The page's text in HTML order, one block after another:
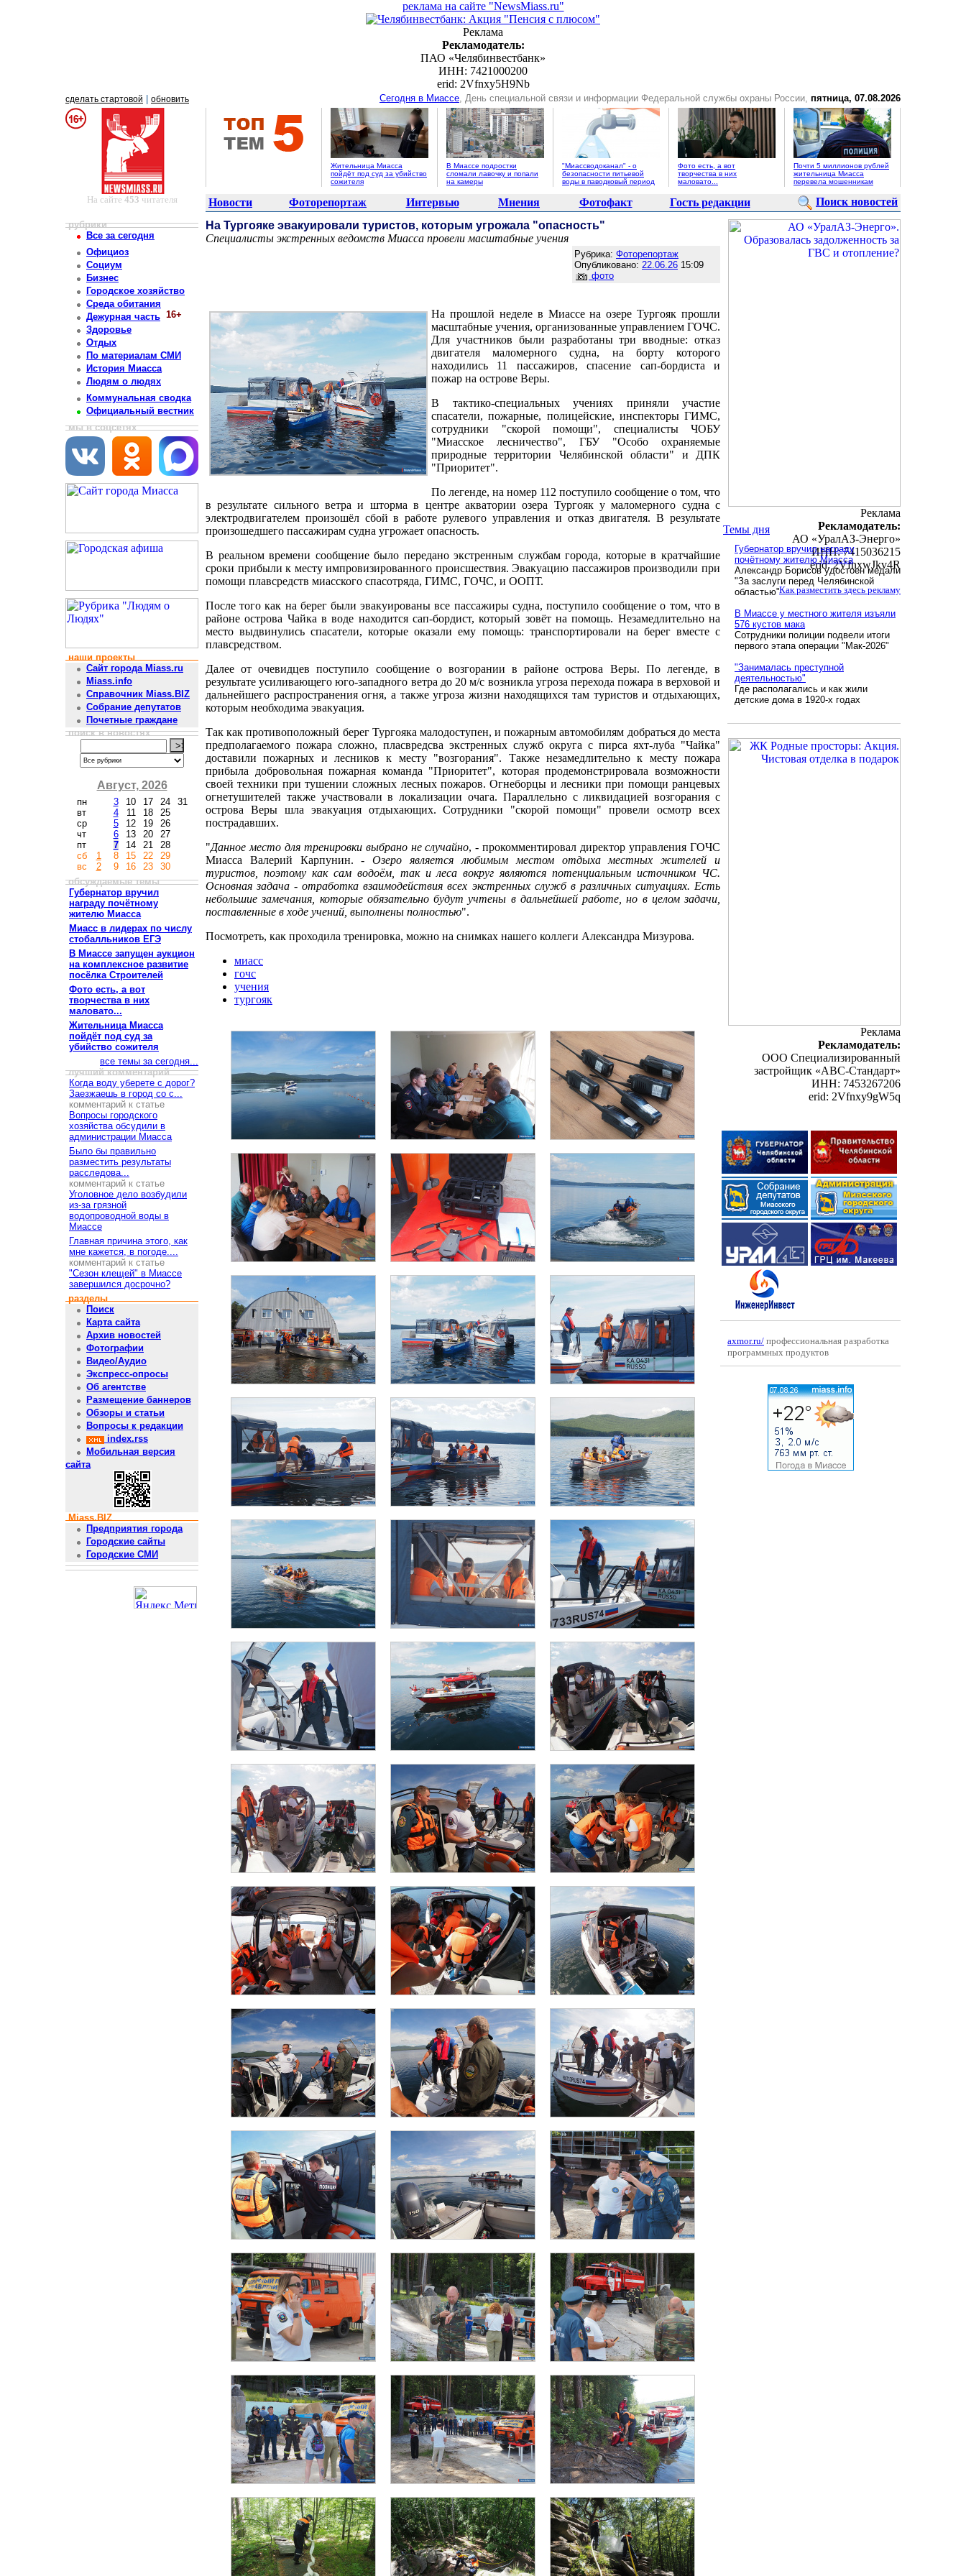
реклама на сайте "NewsMiass.ru"
Реклама
Рекламодатель:
ПАО «Челябинвестбанк»
ИНН: 7421000200
erid: 2Vfnxy5H9Nb
сделать стартовой обновить Сегодня в Миассе, День специальной связи и информации Федеральной службы охраны России, пятница, 07.08.2026
Жительница Миасса
пойдёт под суд за убийство
сожителя
В Миассе подростки
сломали лавочку и попали
на камеры
"Миассводоканал" - о
безопасности питьевой
воды в паводковый период
Фото есть, а вот
творчества в них
маловато...
Почти 5 миллионов рублей
жительница Миасса
перевела мошенникам
На сайте 453 читателя Новости Фоторепортаж Интервью Мнения Фотофакт Гость редакции Поиск новостей
рубрики
Все за сегодня
Официоз
Социум
Бизнес
Городское хозяйство
Среда обитания
Дежурная часть 16+
Здоровье
Отдых
По материалам СМИ
История Миасса
Людям о людях
Коммунальная сводка
Официальный вестник
мы в соцсетях
наши проекты
Сайт города Miass.ru
Miass.info
Справочник Miass.BIZ
Собрание депутатов
Почетные граждане
поиск в новостях
Август, 2026
пн
вт
ср
чт
пт
сб
вс
1
2
3
4
5
6
7
8
9
10
11
12
13
14
15
16
17
18
19
20
21
22
23
24
25
26
27
28
29
30
31
обсуждаемые темы
Губернатор вручил
награду почётному
жителю Миасса
Миасс в лидерах по числу
стобалльников ЕГЭ
В Миассе запущен аукцион
на комплексное развитие
посёлка Строителей
Фото есть, а вот
творчества в них
маловато...
Жительница Миасса
пойдёт под суд за
убийство сожителя
все темы за сегодня...
лучший комментарий
Когда воду уберете с дорог?
Заезжаешь в город со с...
комментарий к статье
Вопросы городского
хозяйства обсудили в
администрации Миасса
Было бы правильно
разместить результаты
расследова...
комментарий к статье
Уголовное дело возбудили
из-за грязной
водопроводной воды в
Миассе
Главная причина этого, как
мне кажется, в погоде....
комментарий к статье
"Сезон клещей" в Миассе
завершился досрочно?
разделы
Поиск
Карта сайта
Архив новостей
Фотографии
Видео/Аудио
Экспресс-опросы
Об агентстве
Размещение баннеров
Обзоры и статьи
Вопросы к редакции
index.rss
Мобильная версия
сайта
Miass.BIZ
Предприятия города
Городские сайты
Городские СМИ
На Тургояке эвакуировали туристов, которым угрожала "опасность"
Специалисты экстренных ведомств Миасса провели масштабные учения
Рубрика: Фоторепортаж
Опубликовано: 22.06.26 15:09
фото
На прошлой неделе в Миассе на озере Тургояк прошли
масштабные учения, организованные управлением ГОЧС.
Для участников были разработаны три вводные: отказ
двигателя маломерного судна, на борту которого
находились 11 пассажиров, спасение сап-бордиста и
пожар на острове Веры.
В тактико-специальных учениях приняли участие
спасатели, пожарные, полицейские, инспекторы ГИМС,
сотрудники "скорой помощи", специалисты ЧОБУ
"Миасское лесничество", ГБУ "Особо охраняемые
природные территории Челябинской области" и ДПК
"Приоритет".
По легенде, на номер 112 поступило сообщение о том, что
в результате сильного ветра и шторма в центре акватории озера Тургояк у маломерного судна с
электродвигателем произошёл сбой в работе рулевого управления и отказ двигателя. В результате
произошедшего пассажирам судна угрожает опасность.
В реальном времени сообщение было передано экстренным службам города, которые в кратчайшие
сроки прибыли к месту импровизированного происшествия. Эвакуацию пассажиров производили при
помощи плавсредств миасского спасотряда, ГИМС, ГОЧС, и ООПТ.
После того как на берег были эвакуированы все пассажиры судна, поступило сообщение о том, что в
районе острова Чайка в воде находится сап-бордист, который зовёт на помощь. Незамедлительно на
место выдвинулись спасатели, которые оказали ему помощь: транспортировали на берег вместе с
плавсредством.
Далее от очевидцев поступило сообщение о возгорании в районе острова Веры. По легенде, в
результате усиливающего юго-западного ветра до 20 м/с возникла угроза перехода пожара в верховой и
дальнейшего распространения огня, а также угроза жизни находящихся там туристов и отдыхающих,
которым необходима эвакуация.
Так как противоположный берег Тургояка малодоступен, и пожарным автомобилям добраться до места
предполагаемого пожара сложно, пласвредсва экстренных служб округа с пирса яхт-луба "Чайка"
доставили пожарных и лесников к месту "возгорания". Также незамедлительно к месту пожара
прибыла добровольная пожарная команда "Приоритет", которая продемонстрировала возможности
своей техники при тушении сложных лесных пожаров. Огнеборцы и лесники при помощи ранцевых
огнетушителей также участвовали в локализации очага. Параллельно с ликвидацией возгорания с
острова Веры шла эвакуация отдыхающих. Сотрудники "скорой помощи" провели осмотр всех
пострадавших.
"Данное место для тренировки выбрано не случайно, - прокомментировал директор управления ГОЧС
Миасса Валерий Карпунин. -Озеро является любимым местом отдыха местных жителей и
туристов, поэтому как сам водоём, так и леса вокруг являются потенциальным источником ЧС.
Основная задача - отработка взаимодействия всех экстренных служб в различных ситуациях. Есть
небольшие замечания, которые обязательно будут учтены в дальнейшей работе, но в целом задачи,
поставленные в ходе учений, выполнены полностью".
Посмотреть, как проходила тренировка, можно на снимках нашего коллеги Александра Мизурова.
миасс
гочс
учения
тургояк
Реклама
Рекламодатель:
АО «УралАЗ-Энерго»
ИНН: 7415036215
erid: 2VfnxwJkv4R
Как разместить здесь рекламу
Темы дня
Губернатор вручил награду
почётному жителю Миасса
Александр Борисов удостоен медали
"За заслуги перед Челябинской
областью"
В Миассе у местного жителя изъяли
576 кустов мака
Сотрудники полиции подвели итоги
первого этапа операции "Мак-2026"
"Занималась преступной
деятельностью"
Где располагались и как жили
детские дома в 1920-х годах
Реклама
Рекламодатель:
ООО Специализированный
застройщик «АВС-Стандарт»
ИНН: 7453267206
erid: 2Vfnxy9gW5q
axmor.ru/ профессиональная разработка
программных продуктов